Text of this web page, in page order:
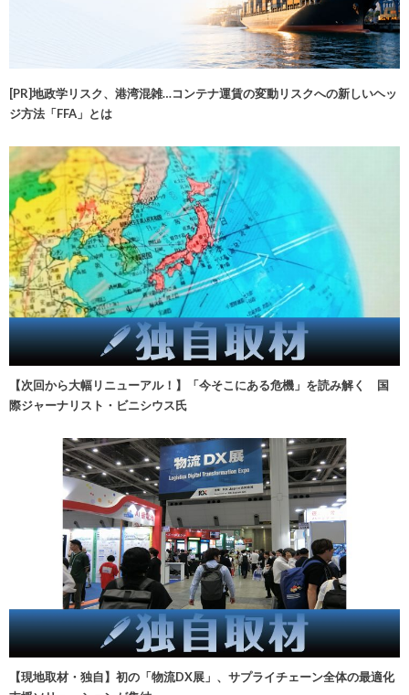
[PR]地政学リスク、港湾混雑…コンテナ運賃の変動リスクへの新しいヘッ
ジ方法「FFA」とは
【次回から大幅リニューアル！】「今そこにある危機」を読み解く 国
際ジャーナリスト・ビニシウス氏
【現地取材・独自】初の「物流DX展」、サプライチェーン全体の最適化